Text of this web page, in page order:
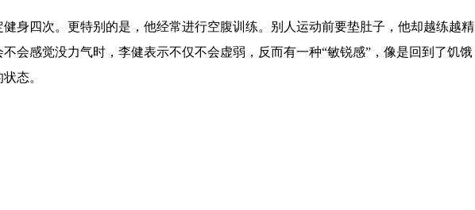
身四次。更特别的是，他经常进行空腹训练。别人运动前要垫肚子，他却越练越精
会感觉没力气时，李健表示不仅不会虚弱，反而有一种“敏锐感”，像是回到了饥饿
态。